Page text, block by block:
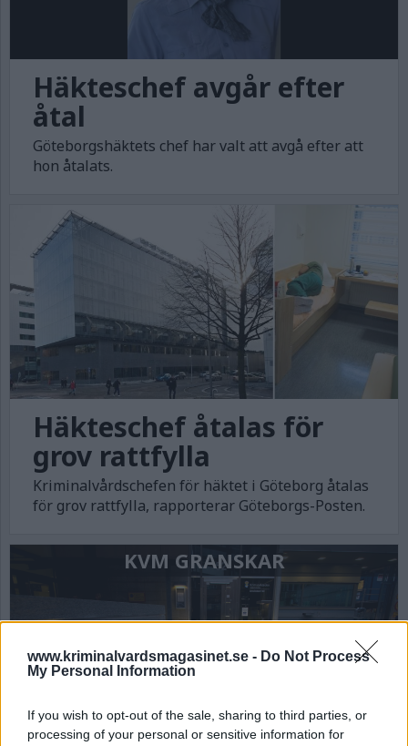
www.kriminalvardsmagasinet.se - Do Not Process
My Personal Information
If you wish to opt-out of the sale, sharing to third parties, or
processing of your personal or sensitive information for
Häkteschef avgår efter
åtal
Göteborgshäktets chef har valt att avgå efter att
hon åtalats.
Häkteschef åtalas för
grov rattfylla
Kriminalvårdschefen för häktet i Göteborg åtalas
för grov rattfylla, rapporterar Göteborgs-Posten.
KVM GRANSKAR